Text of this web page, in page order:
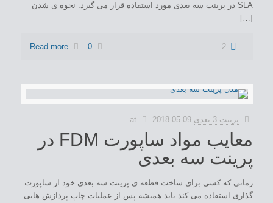
SLA در پرینت سه بعدی مورد استفاده قرار می گیرد. نحوه ی شدن
[…]
2
0
Read more
پرینت 3 بعدی at 2018-05-09
معایب مواد ساپورت FDM در
پرینت سه بعدی
زمانی که کسی برای ساخت قطعه ی پرینت سه بعدی خود از ساپورت
گذاری استفاده می کند باید همیشه پس از عملیات چاپ پردازش هایی